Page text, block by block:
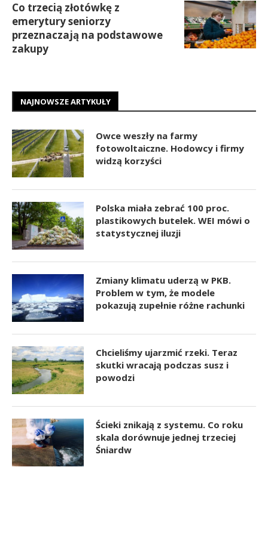
Co trzecią złotówkę z
emerytury seniorzy
przeznaczają na podstawowe
zakupy
NAJNOWSZE ARTYKUŁY
Owce weszły na farmy
fotowoltaiczne. Hodowcy i firmy
widzą korzyści
Polska miała zebrać 100 proc.
plastikowych butelek. WEI mówi o
statystycznej iluzji
Zmiany klimatu uderzą w PKB.
Problem w tym, że modele
pokazują zupełnie różne rachunki
Chcieliśmy ujarzmić rzeki. Teraz
skutki wracają podczas susz i
powodzi
Ścieki znikają z systemu. Co roku
skala dorównuje jednej trzeciej
Śniardw